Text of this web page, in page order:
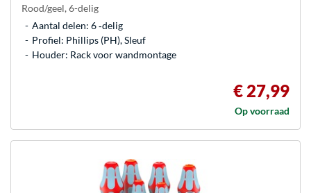
Rood/geel, 6-delig
Aantal delen: 6 ‐delig
Profiel: Phillips (PH), Sleuf
Houder: Rack voor wandmontage
€ 27,99
Op voorraad